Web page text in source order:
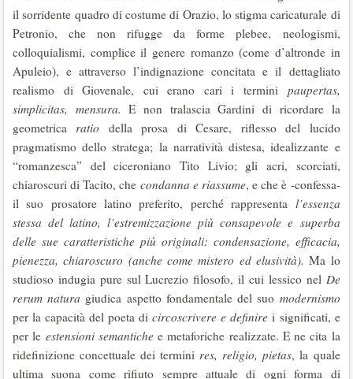
il sorridente quadro di costume di Orazio, lo stigma caricaturale di
Petronio, che non rifugge da forme plebee, neologismi,
colloquialismi, complice il genere romanzo (come d’altronde in
Apuleio), e attraverso l’indignazione concitata e il dettagliato
realismo di Giovenale, cui erano cari i termini paupertas,
simplicitas, mensura.E non tralascia Gardini di ricordare la
geometricaratio della prosa di Cesare, riflesso del lucido
pragmatismo dello stratega; la narratività distesa, idealizzante e
“romanzesca” del ciceroniano Tito Livio; gli acri, scorciati,
chiaroscuri di Tacito, che condanna e riassume, e che è -confessa-
il suo prosatore latino preferito, perché rappresenta l’essenza
stessa del latino, l’estremizzazione più consapevole e superba
delle sue caratteristiche più originali: condensazione, efficacia,
pienezza, chiaroscuro (anche come mistero ed elusività). Ma lo
studioso indugia pure sul Lucrezio filosofo, il cui lessico nel De
rerum natura giudica aspetto fondamentale del suo modernismo
per la capacità del poeta dicircoscrivere e definire i significati, e
per le estensioni semantichee metaforiche realizzate. E ne cita la
ridefinizione concettuale dei terminires, religio, pietas, la quale
ultima suona come rifiuto sempre attuale di ogni forma di